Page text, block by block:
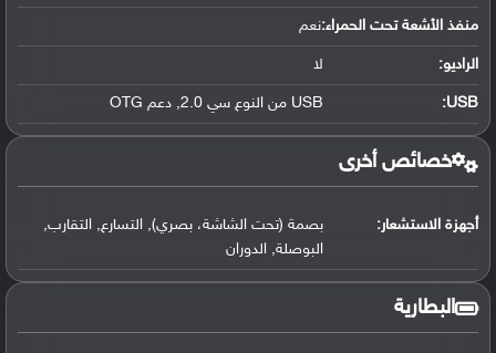
منفذ الأشعة تحت الحمراء:نعم
الراديو: لا
USB
: USB من النوع سي 2.0, دعم OTG
خصائص أخرى
أجهزة الاستشعار:
بصمة (تحت الشاشة، بصري), التسارع, التقارب,
البوصلة, الدوران
البطارية